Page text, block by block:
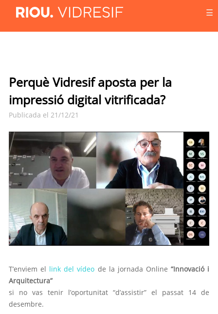
☰
Perquè Vidresif aposta per la
impressió digital vitrificada?
Publicada el 21/12/21
T’enviem el link del vídeo de la jornada Online “Innovació i
Arquitectura”
si no vas tenir l’oportunitat “d’assistir” el passat 14 de
desembre.